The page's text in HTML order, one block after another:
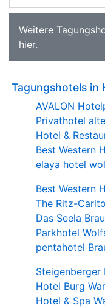
Weitere
hier.
Tagungshotels in
AVALON
Privathotel
Hotel &
Best Western
elaya hotel
Best Western
The Ritz-
Das Seela
Parkhotel
pentahotel
Steigenberger
Hotel Burg
Hotel & Spa